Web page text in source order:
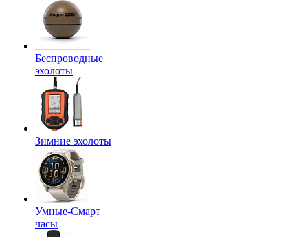
Беспроводные
эхолоты
Зимние эхолоты
Умные-Смарт
часы